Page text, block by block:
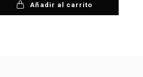
Añadir al carrito